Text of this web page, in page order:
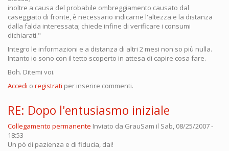
inoltre a causa del probabile ombreggiamento causato dal
caseggiato di fronte, è necessario indicarne l'altezza e la distanza
dalla falda interessata; chiede infine di verificare i consumi
dichiarati."
Integro le informazioni e a distanza di altri 2 mesi non so più nulla.
Intanto io sono con il tetto scoperto in attesa di capire cosa fare.
Boh. Ditemi voi.
Accedi o registrati per inserire commenti.
RE: Dopo l'entusiasmo iniziale
Collegamento permanente Inviato da GrauSam il Sab, 08/25/2007 -
18:53
Un pò di pazienza e di fiducia, dai!